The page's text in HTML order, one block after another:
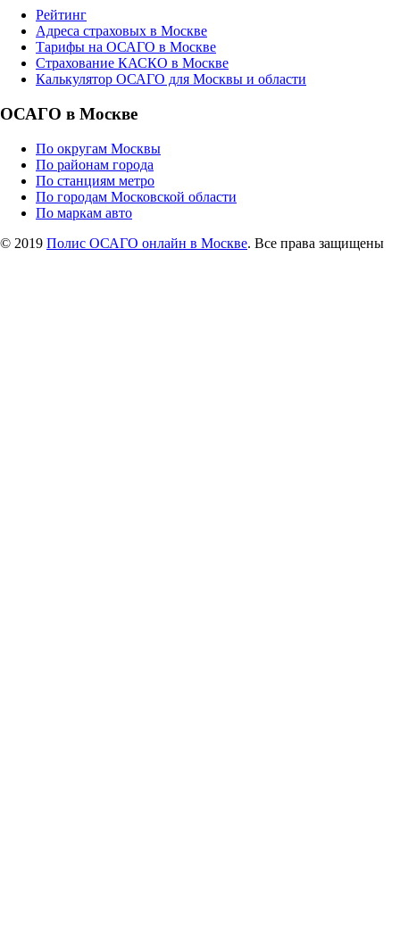
Рейтинг
Адреса страховых в Москве
Тарифы на ОСАГО в Москве
Страхование КАСКО в Москве
Калькулятор ОСАГО для Москвы и области
ОСАГО в Москве
По округам Москвы
По районам города
По станциям метро
По городам Московской области
По маркам авто
© 2019 Полис ОСАГО онлайн в Москве. Все права защищены